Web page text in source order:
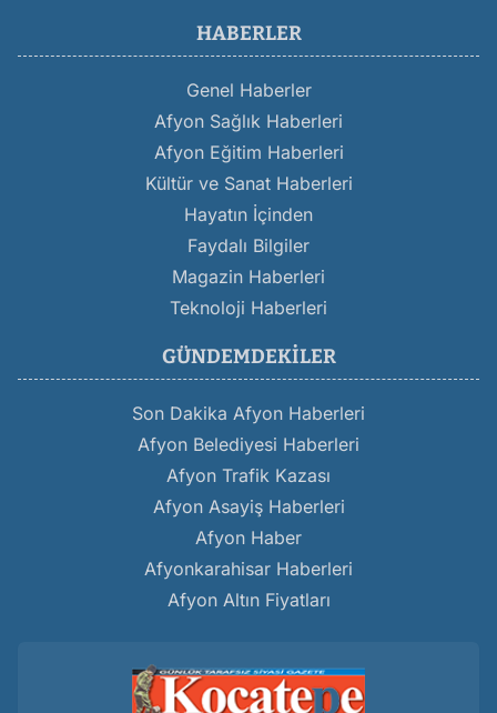
HABERLER
Genel Haberler
Afyon Sağlık Haberleri
Afyon Eğitim Haberleri
Kültür ve Sanat Haberleri
Hayatın İçinden
Faydalı Bilgiler
Magazin Haberleri
Teknoloji Haberleri
GÜNDEMDEKILER
Son Dakika Afyon Haberleri
Afyon Belediyesi Haberleri
Afyon Trafik Kazası
Afyon Asayiş Haberleri
Afyon Haber
Afyonkarahisar Haberleri
Afyon Altın Fiyatları